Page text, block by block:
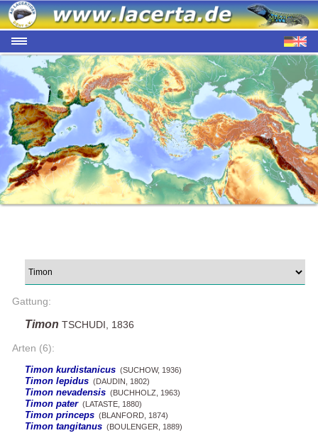
Gattung:
Timon TSCHUDI, 1836
Arten (6):
Timon kurdistanicus (SUCHOW, 1936)
Timon lepidus (DAUDIN, 1802)
Timon nevadensis (BUCHHOLZ, 1963)
Timon pater(LATASTE, 1880)
Timon princeps (BLANFORD, 1874)
Timon tangitanus (BOULENGER, 1889)